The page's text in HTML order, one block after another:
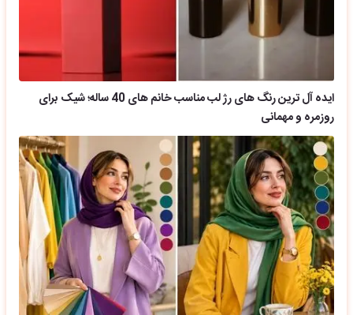
ایده آل ترین رنگ های رژ لب مناسب خانم های 40 ساله؛ شیک برای
روزمره و مهمانی